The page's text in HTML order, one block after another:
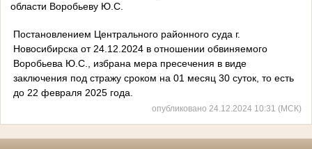
области Воробьеву Ю.С.
Постановлением Центрального районного суда г.
Новосибирска от 24.12.2024 в отношении обвиняемого
Воробьева Ю.С., избрана мера пресечения в виде
заключения под стражу сроком на 01 месяц 30 суток, то есть
до 22 февраля 2025 года.
опубликовано 24.12.2024 10:31 (МСК)